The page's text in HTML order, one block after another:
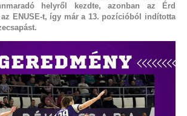
helyről kezdte, azonban az Érd
az ENUSE-t, így már a 13. pozícióból indította